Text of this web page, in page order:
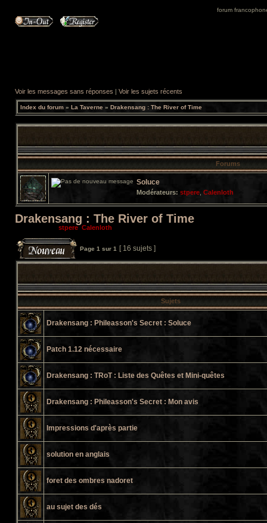
forum
Voir les messages sans réponses | Voir les sujets récents
Index du forum » La Taverne » Drakensang : The River of Time
Forums
Soluce
Modérateurs: stpere Calenloth
Drakensang : The River of Time
stpere,Calenloth
Page 1 sur 1 [ 16 sujets ]
Sujets
Drakensang : Phileasson's Secret : Soluce
Patch 1.12 nécessaire
Drakensang : TRoT : Liste des Quêtes et Mini-quêtes
Drakensang : Phileasson's Secret : Mon avis
Impressions d'après partie
solution en anglais
foret des ombres nadoret
au sujet des dés